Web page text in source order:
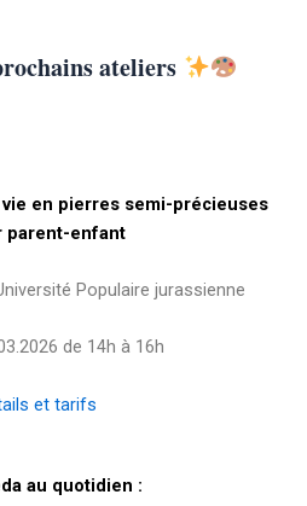
ateliers
vie en pierres semi-précieuses
parent-enfant
Populaire jurassienne
de 14h à 16h
et tarifs
au quotidien :